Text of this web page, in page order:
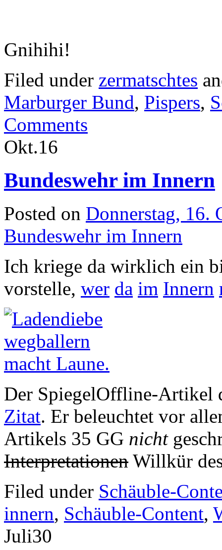
Gnihihi!
Filed under zermatschtes
Marburger Bund, Pispers,
Comments
Okt.16
Bundeswehr im Innern
Posted on Donnerstag, 16.
Bundeswehr im Innern
Ich kriege da wirklich ein
vorstelle, wer da im Innern
Der SpiegelOffline-Artikel
Zitat. Er beleuchtet vor
Artikels 35 GG nicht
Interpretationen Willkür
Filed under Schäuble-
innern, Schäuble-Content,
Juli30